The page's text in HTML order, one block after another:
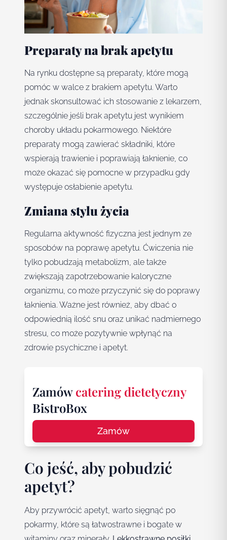
Preparaty na brak apetytu
Na rynku dostępne są preparaty, które mogą
pomóc w walce z brakiem apetytu. Warto
jednak skonsultować ich stosowanie z lekarzem,
szczególnie jeśli brak apetytu jest wynikiem
choroby układu pokarmowego. Niektóre
preparaty mogą zawierać składniki, które
wspierają trawienie i poprawiają łaknienie, co
może okazać się pomocne w przypadku gdy
występuje osłabienie apetytu.
Zmiana stylu życia
Regularna aktywność fizyczna jest jednym ze
sposobów na poprawę apetytu. Ćwiczenia nie
tylko pobudzają metabolizm, ale także
zwiększają zapotrzebowanie kaloryczne
organizmu, co może przyczynić się do poprawy
łaknienia. Ważne jest również, aby dbać o
odpowiednią ilość snu oraz unikać nadmiernego
stresu, co może pozytywnie wpłynąć na
zdrowie psychiczne i apetyt.
Zamówcatering dietetyczny
BistroBox
Zamów
Co jeść, aby pobudzić
apetyt?
Aby przywrócić apetyt, warto sięgnąć po
pokarmy, które są łatwostrawne i bogate w